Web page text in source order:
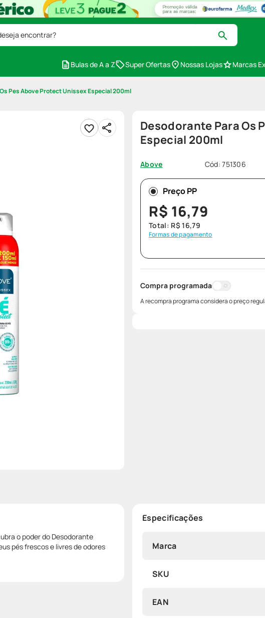
encontrar?
Bulas de A a Z Super Ofertas Nossas Lojas Marcas
Pes Above Protect Unissex Especial 200ml
Desodorante Para Os
Especial 200ml
Above Cód:751306
Preço PP
R$ 16,79
Total: R$ 16,79
Formas de pagamento
Compra programada
A recompra programa considera o preço
o poder do Desodorante
pés frescos e livres de odores
Especificações
Marca
SKU
EAN